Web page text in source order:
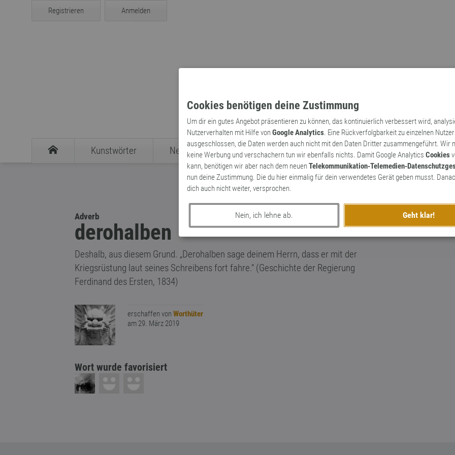
Cookies benötigen deine Zustimmung
Um dir ein gutes Angebot präsentieren zu können, das kontinuierlich verbessert wird,
Nutzerverhalten mit Hilfe vonGoogle Analytics. Eine Rückverfolgbarkeit zu einzelnen
ausgeschlossen, die Daten werden auch nicht mit den Daten Dritter zusammengeführt. Wir
keine Werbung und verschachern tun wir ebenfalls nichts. Damit Google Analytics Cookies
kann, benötigen wir aber nach dem neuenTelekommunikation-Telemedien-
nun deine Zustimmung. Die du hier einmalig für dein verwendetes Gerät geben musst.
dich auch nicht weiter, versprochen.
Nein, ich lehne ab. Geht klar!
Registrieren Anmelden
Kunstwörter Neologismen Archaismen Markennamen
Adverb
derohalben
Deshalb, aus diesem Grund. „Derohalben sage deinem Herrn, dass er mit der
Kriegsrüstung laut seines Schreibens fort fahre.“ (Geschichte der Regierung
Ferdinand des Ersten, 1834)
erschaffen von Worthüter
am 29. März 2019
Wort wurde favorisiert